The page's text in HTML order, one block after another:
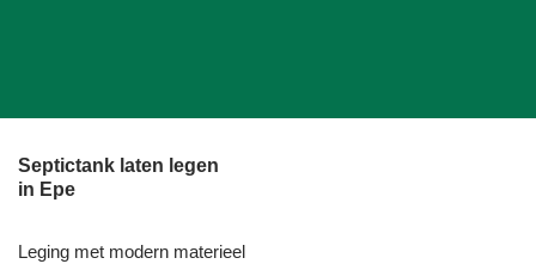
Septictank laten legen
in Epe
Leging met modern materieel